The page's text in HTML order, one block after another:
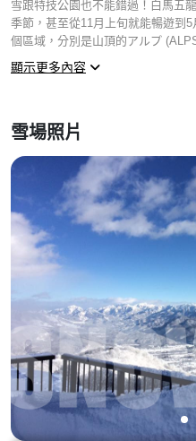
雪跟特技公園也不能錯過！白馬五
季節，甚至從11月上旬就能暢遊到
個區域，分別是山頂的アルプ
停車場步行3分鐘就能到達的いいも
アルプ (ALPS)：最靠近山頂的這區
友再來挑戰喔。
不同程度斜度的變化，各種程度的
いいもり (IIMORI)：這段也是紅
夠，是整個白馬五龍最寬鬆舒適的一
整體來說，白馬五龍是針對中高級
是紅黑線下來，請初學者的朋友，
而白馬47擁有本區最完善的特技公
較小尺寸設施，有心想要邁向下一
顯示更多內容
雪場照片